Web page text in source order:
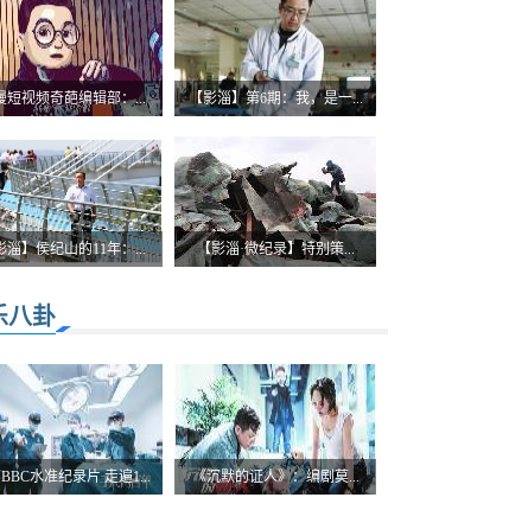
短视频奇葩编辑部：... 【影淄】第6期：我，是一...
淄】侯纪山的11年：... 【影淄·微纪录】特别策...
八卦
水准纪录片 走遍1... 《沉默的证人》：编剧莫...